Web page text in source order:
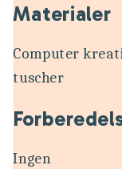
Materialer
Computer
tuscher
Ingen